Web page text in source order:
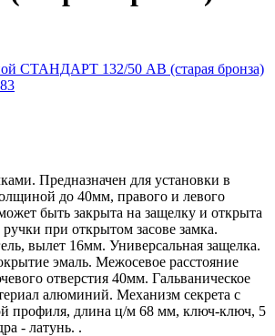
Предназначен для установки в
до 40мм, правого и левого
быть закрыта на защелку и открыта
при открытом засове замка.
вылет 16мм. Универсальная защелка.
эмаль. Межосевое расстояние
отверстия 40мм. Гальваническое
алюминий. Механизм секрета с
профиля, длина ц/м 68 мм, ключ-ключ, 5
- латунь. .